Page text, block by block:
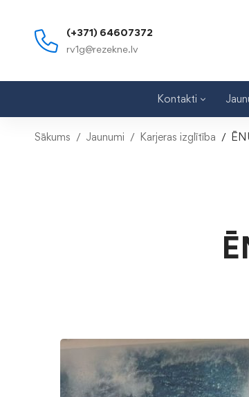
(+371) 64607372
rv1g@rezekne.lv
Kontakti
Sākums Jaunumi Karjeras izglītība